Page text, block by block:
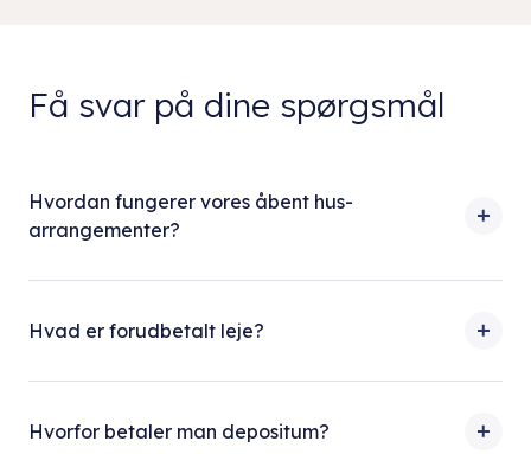
Få svar på dine spørgsmål
Hvordan fungerer vores åbent hus-
arrangementer?
Hvad er forudbetalt leje?
Hvorfor betaler man depositum?